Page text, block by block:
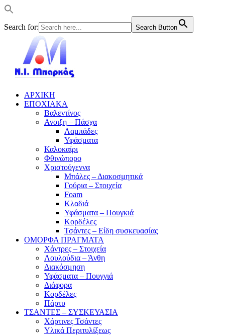
Search for: Search Button
ΑΡΧΙΚΗ
ΕΠΟΧΙΑΚΑ
Βαλεντίνος
Ανοιξη – Πάσχα
Λαμπάδες
Υφάσματα
Καλοκαίρι
Φθινώπορο
Χριστούγεννα
Μπάλες – Διακοσμητικά
Γούρια – Στοιχεία
Foam
Κλαδιά
Υφάσματα – Πουγκιά
Κορδέλες
Τσάντες – Είδη συσκευασίας
ΟΜΟΡΦΑ ΠΡΑΓΜΑΤΑ
Χάντρες – Στοιχεία
Λουλούδια – Άνθη
Διακόσμηση
Υφάσματα – Πουγγιά
Διάφορα
Κορδέλες
Πάρτυ
ΤΣΑΝΤΕΣ – ΣΥΣΚΕΥΑΣΙΑ
Χάρτινες Τσάντες
Υλικά Περιτυλίξεως